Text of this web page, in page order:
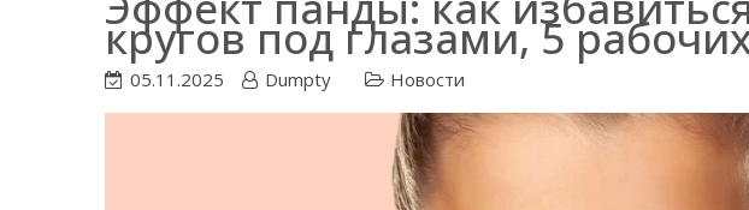
кругов под глазами, 5
05.11.2025 Dumpty Новости